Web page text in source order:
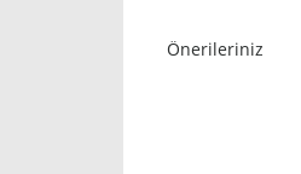
Önerileriniz